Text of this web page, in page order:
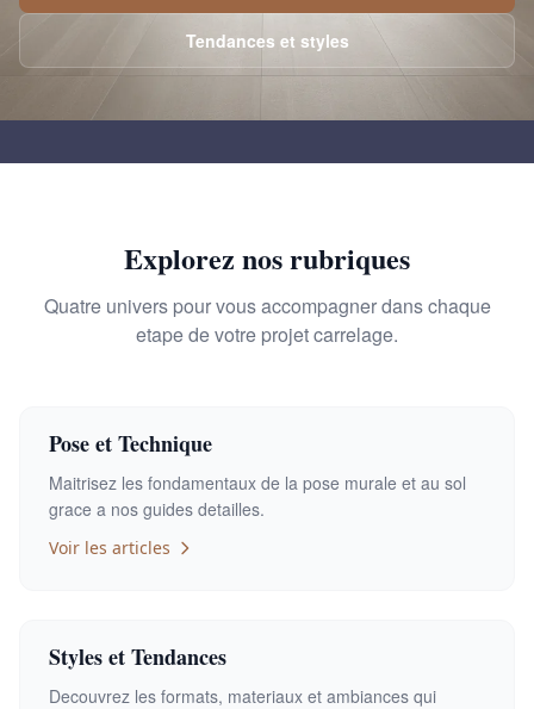
Tendances et styles
Explorez nos rubriques
Quatre univers pour vous accompagner dans chaque
etape de votre projet carrelage.
Pose et Technique
Maitrisez les fondamentaux de la pose murale et au sol
grace a nos guides detailles.
Voir les articles
Styles et Tendances
Decouvrez les formats, materiaux et ambiances qui